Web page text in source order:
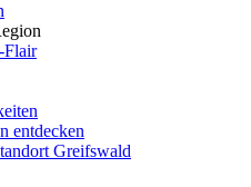
Flair
entdecken
Greifswald